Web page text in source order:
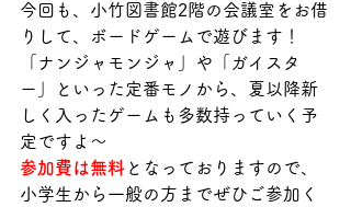
今回も、小竹図書館2階の会議室をお借
りして、ボードゲームで遊びます！
「ナンジャモンジャ」や「ガイスタ
ー」といった定番モノから、夏以降新
しく入ったゲームも多数持っていく予
定ですよ〜
参加費は無料 となっておりますので、
小学生から一般の方までぜひご参加く